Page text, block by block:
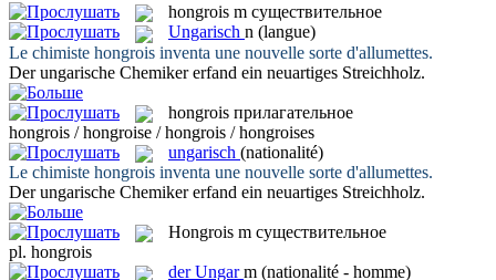
hongrois m существительное
Ungarisch n (langue)
Le chimiste hongrois inventa une nouvelle sorte d'allumettes.
Derungarische Chemiker erfand ein neuartiges Streichholz.
hongrois прилагательное
hongrois / hongroise / hongrois / hongroises
ungarisch (nationalité)
Le chimiste hongrois inventa une nouvelle sorte d'allumettes.
Derungarische Chemiker erfand ein neuartiges Streichholz.
Hongrois m существительное
pl. hongrois
derUngar m (nationalité - homme)